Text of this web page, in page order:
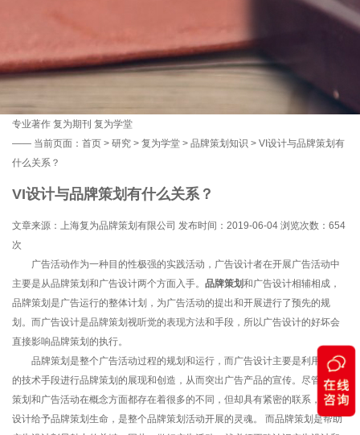
专业著作 复为期刊 复为学堂
—— 当前页面： 首页 > 研究 > 复为学堂 > 品牌策划知识 > VI设计与品牌策划有
什么关系？
VI设计与品牌策划有什么关系？
文章来源：上海复为品牌策划有限公司 发布时间：2019-06-04 浏览次数： 654
次
广告活动作为一种目的性极强的实践活动，广告设计者在开展广告活动中
主要是从品牌策划和广告设计两个方面入手。 品牌策划和广告设计相辅相成，
品牌策划是广告运行的整体计划，为广告活动的提出和开展进行了预先的规
划。而广告设计是品牌策划视听觉的表现方法和手段，所以广告设计的好坏会
直接影响品牌策划的执行。
品牌策划是整个广告活动过程的规划和运行，而广告设计主要是利用一定
的技术手段进行品牌策划的展现和创造，从而突出广告产品的宣传。尽管品牌
策划和广告活动在概念方面都存在着很多的不同，但却具有紧密的联系，广告
设计给予品牌策划生命，是整个品牌策划活动开展的灵魂。 而品牌策划是帮助